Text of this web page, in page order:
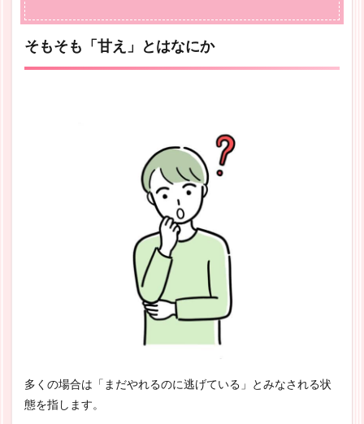
そもそも「甘え」とはなにか
多くの場合は「まだやれるのに逃げている」とみなされる状
態を指します。